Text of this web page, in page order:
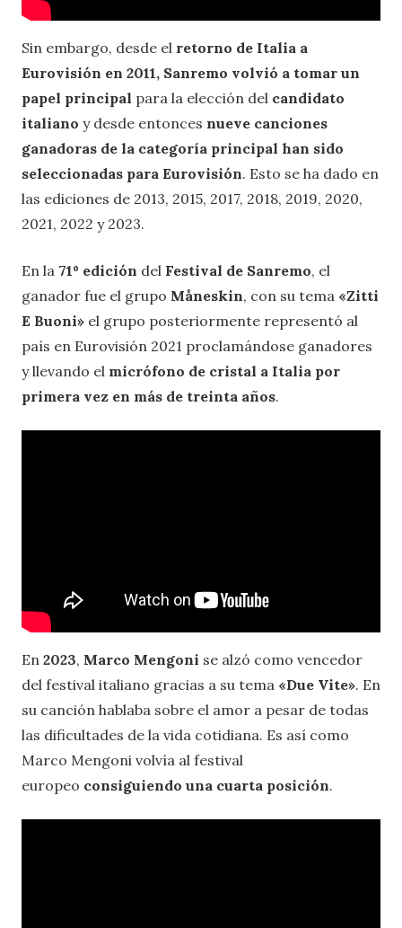
Sin embargo, desde el retorno de Italia a
Eurovisión en 2011, Sanremo volvió a tomar un
papel principal para la elección del candidato
italiano y desde entonces nueve canciones
ganadoras de la categoría principal han sido
seleccionadas para Eurovisión. Esto se ha dado en
las ediciones de 2013, 2015, 2017, 2018, 2019, 2020,
2021, 2022 y 2023.
En la 71º edición del Festival de Sanremo, el
ganador fue el grupo Måneskin, con su tema «Zitti
E Buoni» el grupo posteriormente representó al
país en Eurovisión 2021 proclamándose ganadores
y llevando el micrófono de cristal a Italia por
primera vez en más de treinta años.
En 2023, Marco Mengoni se alzó como vencedor
del festival italiano gracias a su tema «Due Vite». En
su canción hablaba sobre el amor a pesar de todas
las dificultades de la vida cotidiana. Es así como
Marco Mengoni volvía al festival
europeo consiguiendo una cuarta posición.